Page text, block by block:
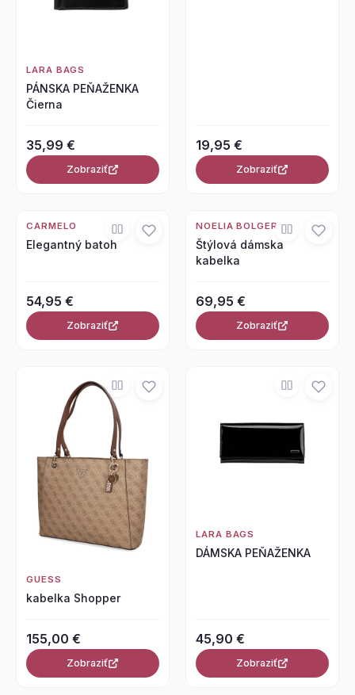
LARA BAGS
PÁNSKA PEŇAŽENKA
Čierna
35,99 €
Zobraziť
19,95 €
Zobraziť
CARMELO
Elegantný batoh
54,95 €
Zobraziť
NOELIA BOLGER
Štýlová dámska
kabelka
69,95 €
Zobraziť
GUESS
kabelka Shopper
155,00 €
Zobraziť
LARA BAGS
DÁMSKA PEŇAŽENKA
45,90 €
Zobraziť